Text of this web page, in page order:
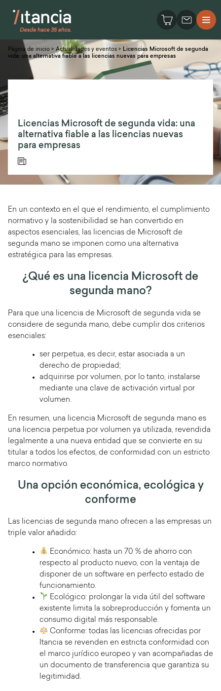
Página de inicio > Actualidades y eventos > Licencias Microsoft de segunda
vida: una alternativa fiable a las licencias nuevas para empresas
Licencias Microsoft de segunda vida: una
alternativa fiable a las licencias nuevas
para empresas
En un contexto en el que el rendimiento, el cumplimiento
normativo y la sostenibilidad se han convertido en
aspectos esenciales, las licencias de Microsoft de
segunda mano se imponen como una alternativa
estratégica para las empresas.
¿Qué es una licencia Microsoft de
segunda mano?
Para que una licencia de Microsoft de segunda vida se
considere de segunda mano, debe cumplir dos criterios
esenciales:
ser perpetua, es decir, estar asociada a un
derecho de propiedad;
adquirirse por volumen, por lo tanto, instalarse
mediante una clave de activación virtual por
volumen.
En resumen, una licencia Microsoft de segunda mano es
una licencia perpetua por volumen ya utilizada, revendida
legalmente a una nueva entidad que se convierte en su
titular a todos los efectos, de conformidad con un estricto
marco normativo.
Una opción económica, ecológica y
conforme
Las licencias de segunda mano ofrecen a las empresas un
triple valor añadido:
Económico: hasta un 70 % de ahorro con
respecto al producto nuevo, con la ventaja de
disponer de un software en perfecto estado de
funcionamiento.
Ecológico: prolongar la vida útil del software
existente limita la sobreproducción y fomenta un
consumo digital más responsable.
Conforme: todas las licencias ofrecidas por
Itancia se revenden en estricta conformidad con
el marco jurídico europeo y van acompañadas de
un documento de transferencia que garantiza su
legitimidad.